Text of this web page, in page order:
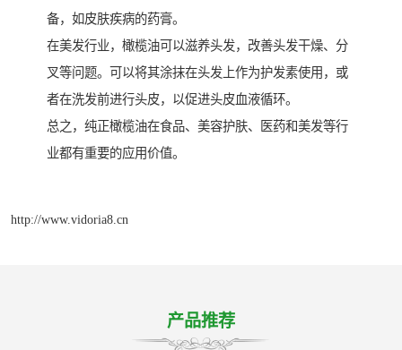
备，如皮肤疾病的药膏。
在美发行业，橄榄油可以滋养头发，改善头发干燥、分
叉等问题。可以将其涂抹在头发上作为护发素使用，或
者在洗发前进行头皮，以促进头皮血液循环。
总之，纯正橄榄油在食品、美容护肤、医药和美发等行
业都有重要的应用价值。
http://www.vidoria8.cn
产品推荐